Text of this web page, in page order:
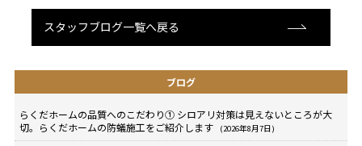
スタッフブログ一覧へ戻る
ブログ
らくだホームの品質へのこだわり① シロアリ対策は見えないところが大
切。らくだホームの防蟻施工をご紹介します
(2026年8月7日)